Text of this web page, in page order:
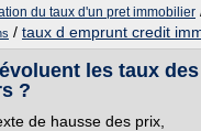
du taux d'un pret immobilier
/ taux d emprunt credit
les taux
?
de hausse des prix,